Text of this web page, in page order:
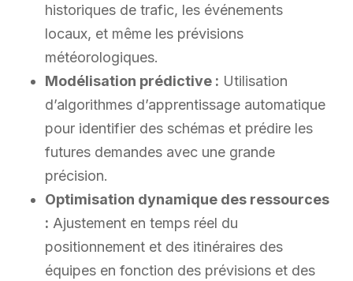
historiques de trafic, les événements
locaux, et même les prévisions
météorologiques.
Modélisation prédictive : Utilisation
d’algorithmes d’apprentissage automatique
pour identifier des schémas et prédire les
futures demandes avec une grande
précision.
Optimisation dynamique des ressources
: Ajustement en temps réel du
positionnement et des itinéraires des
équipes en fonction des prévisions et des